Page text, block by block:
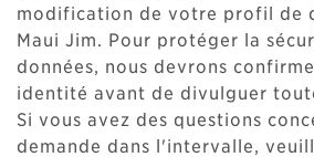
modification de votre profil de
Maui Jim. Pour protéger la
données, nous devrons
identité avant de divulguer
Si vous avez des questions
demande dans l'intervalle,